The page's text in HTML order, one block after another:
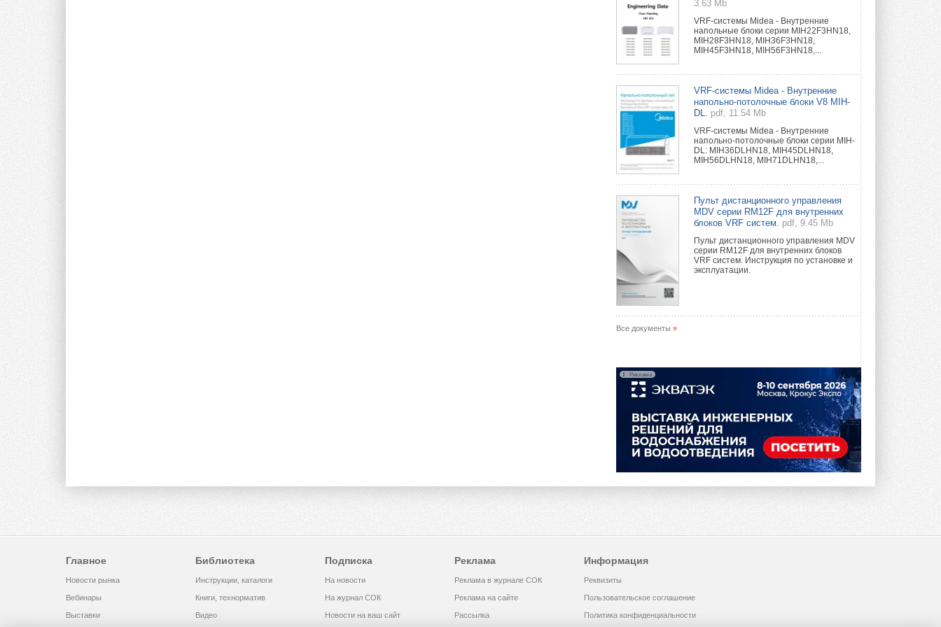
3.63 Mb
VRF-системы Midea - Внутренние
напольные блоки серии MIH22F3HN18,
MIH28F3HN18, MIH36F3HN18,
MIH45F3HN18, MIH56F3HN18,...
VRF-системы Midea - Внутренние
напольно-потолочные блоки V8 MIH-
DL.
pdf, 11.54 Mb
VRF-системы Midea - Внутренние
напольно-потолочные блоки серии MIH-
DL: MIH36DLHN18, MIH45DLHN18,
MIH56DLHN18, MIH71DLHN18,...
Пульт дистанционного управления
MDV серии RM12F для внутренних
блоков VRF систем.
pdf, 9.45 Mb
Пульт дистанционного управления MDV
серии RM12F для внутренних блоков
VRF систем. Инструкция по установке и
эксплуатации.
Все документы »
Реклама
Главное
Новости рынка
Вебинары
Выставки
Библиотека
Инструкции, каталоги
Книги, технорматив
Видео
Подписка
На новости
На журнал СОК
Новости на ваш сайт
Реклама
Реклама в журнале СОК
Реклама на сайте
Рассылка
Информация
Реквизиты
Пользовательское соглашение
Политика конфиденциальности